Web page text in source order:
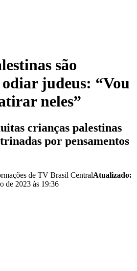
são
odiar judeus: “Vou
neles”
crianças palestinas
por pensamentos
de TV Brasil CentralAtualizado:
de 2023 às 19:36